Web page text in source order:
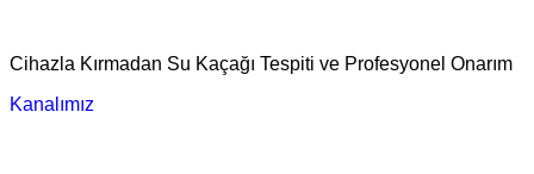
Cihazla Kırmadan Su Kaçağı Tespiti ve Profesyonel Onarım
Kanalımız